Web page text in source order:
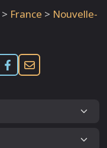
> France > Nouvelle-